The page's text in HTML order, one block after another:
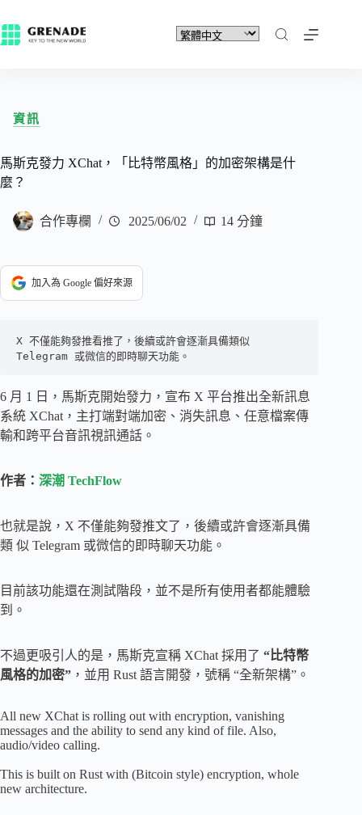
資訊
馬斯克發力 XChat，「比特幣風格」的加密架構是什
麼？
合作專欄 2025/06/02 14 分鐘
加入為 Google 偏好來源
X 不僅能夠發推看推了，後續或許會逐漸具備類似
Telegram 或微信的即時聊天功能。
6 月 1 日，馬斯克開始發力，宣布 X 平台推出全新訊息
系統 XChat，主打端對端加密、消失訊息、任意檔案傳
輸和跨平台音訊視訊通話。
作者： 深潮 TechFlow
也就是說，X 不僅能夠發推文了，後續或許會逐漸具備
類 似 Telegram 或微信的即時聊天功能。
目前該功能還在測試階段，並不是所有使用者都能體驗
到。
不過更吸引人的是，馬斯克宣稱 XChat 採用了 “比特幣
風格的加密” ，並用 Rust 語言開發，號稱 “全新架構”。
All new XChat is rolling out with encryption, vanishing
messages and the ability to send any kind of file. Also,
audio/video calling.
This is built on Rust with (Bitcoin style) encryption, whole
new architecture.